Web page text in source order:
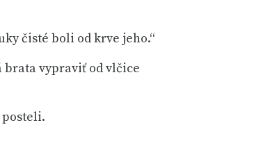
čisté boli od krve jeho.“
brata vypraviť od vlčice
posteli.